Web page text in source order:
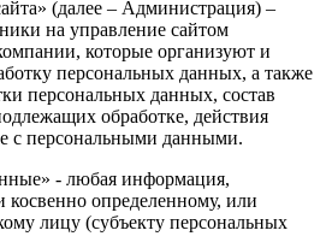
(далее – Администрация) –
на управление сайтом
которые организуют и
персональных данных, а также
персональных данных, состав
обработке, действия
с персональными данными.
- любая информация,
косвенно определенному, или
лицу (субъекту персональных